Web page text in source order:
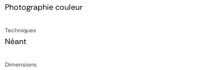
Photographie couleur
Techniques
Néant
Dimensions